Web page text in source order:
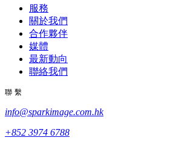
服務
關於我們
合作夥伴
媒體
最新動向
聯絡我們
聯繫
info@sparkimage.com.hk
+852 3974 6788